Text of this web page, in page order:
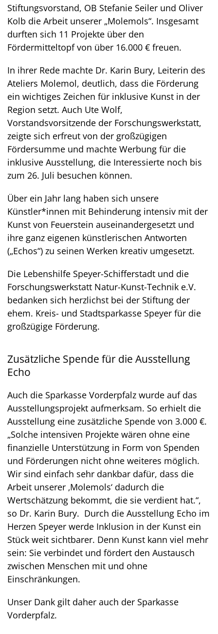
Stiftungsvorstand, OB Stefanie Seiler und Oliver
Kolb die Arbeit unserer „Molemols“. Insgesamt
durften sich 11 Projekte über den
Fördermitteltopf von über 16.000 € freuen.
In ihrer Rede machte Dr. Karin Bury, Leiterin des
Ateliers Molemol, deutlich, dass die Förderung
ein wichtiges Zeichen für inklusive Kunst in der
Region setzt. Auch Ute Wolf,
Vorstandsvorsitzende der Forschungswerkstatt,
zeigte sich erfreut von der großzügigen
Fördersumme und machte Werbung für die
inklusive Ausstellung, die Interessierte noch bis
zum 26. Juli besuchen können.
Über ein Jahr lang haben sich unsere
Künstler*innen mit Behinderung intensiv mit der
Kunst von Feuerstein auseinandergesetzt und
ihre ganz eigenen künstlerischen Antworten
(„Echos“) zu seinen Werken kreativ umgesetzt.
Die Lebenshilfe Speyer-Schifferstadt und die
Forschungswerkstatt Natur-Kunst-Technik e.V.
bedanken sich herzlichst bei der Stiftung der
ehem. Kreis- und Stadtsparkasse Speyer für die
großzügige Förderung.
Zusätzliche Spende für die Ausstellung
Echo
Auch die Sparkasse Vorderpfalz wurde auf das
Ausstellungsprojekt aufmerksam. So erhielt die
Ausstellung eine zusätzliche Spende von 3.000 €.
„Solche intensiven Projekte wären ohne eine
finanzielle Unterstützung in Form von Spenden
und Förderungen nicht ohne weiteres möglich.
Wir sind einfach sehr dankbar dafür, dass die
Arbeit unserer ‚Molemols‘ dadurch die
Wertschätzung bekommt, die sie verdient hat.“,
so Dr. Karin Bury. Durch die Ausstellung Echo im
Herzen Speyer werde Inklusion in der Kunst ein
Stück weit sichtbarer. Denn Kunst kann viel mehr
sein: Sie verbindet und fördert den Austausch
zwischen Menschen mit und ohne
Einschränkungen.
Unser Dank gilt daher auch der Sparkasse
Vorderpfalz.